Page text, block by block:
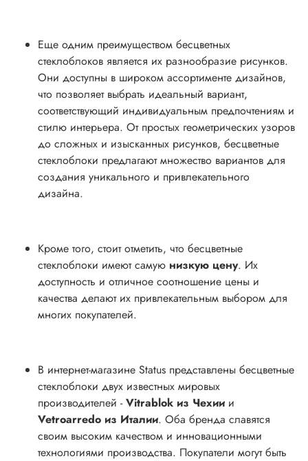
Еще одним преимуществом бесцветных
стеклоблоков является их разнообразие рисунков.
Они доступны в широком ассортименте дизайнов,
что позволяет выбрать идеальный вариант,
соответствующий индивидуальным предпочтениям и
стилю интерьера. От простых геометрических узоров
до сложных и изысканных рисунков, бесцветные
стеклоблоки предлагают множество вариантов для
создания уникального и привлекательного
дизайна.
Кроме того, стоит отметить, что бесцветные
стеклоблоки имеют самую низкую цену. Их
доступность и отличное соотношение цены и
качества делают их привлекательным выбором для
многих покупателей.
В интернет-магазине Status представлены бесцветные
стеклоблоки двух известных мировых
производителей -Vitrablok из Чехии и
Vetroarredo из Италии. Оба бренда славятся
своим высоким качеством и инновационными
технологиями производства. Покупатели могут быть